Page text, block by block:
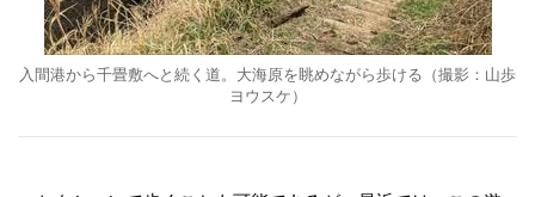
入間港から千畳敷へと続く道。大海原を眺めながら歩ける（撮影：山歩
ヨウスケ）